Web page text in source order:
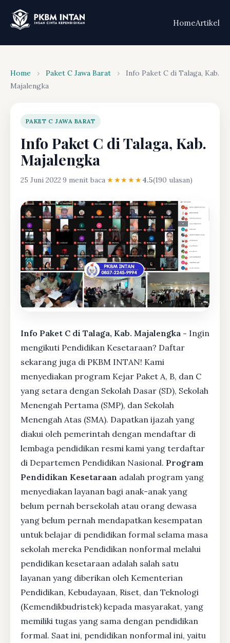
HomeArtikel
Home › Paket C Jawa Barat ›
Info Paket C di Talaga, Kab.
Majalengka
PAKET C JAWA BARAT
Info Paket C di Talaga, Kab.
Majalengka
25 Juni 2022·9 menit baca·★★★★★4.5(190 ulasan)
Info Paket C di Talaga, Kab. Majalengka - Ingin
mengikuti Pendidikan Kesetaraan? Daftar
sekarang juga di PKBM INTAN! Kami
menyediakan program Kejar Paket A, B, dan C
yang setara dengan Sekolah Dasar (SD), Sekolah
Menengah Pertama (SMP), dan Sekolah
Menengah Atas (SMA). Dapatkan ijazah yang
diakui oleh pemerintah dengan mendaftar di
lembaga pendidikan resmi kami yang terdaftar
di Departemen Pendidikan Nasional. Program
Pendidikan Kesetaraan adalah program yang
menyediakan layanan bagi anak-anak yang
belum pernah bersekolah atau orang dewasa
yang belum pernah mendapatkan kesempatan
untuk belajar di pendidikan formal selama masa
sekolah mereka Pendidikan nonformal melalui
pendidikan kesetaraan adalah salah satu
layanan yang diberikan oleh Kementerian
Pendidikan, Kebudayaan, Riset, dan Teknologi
(Kemendikbudristek) kepada masyarakat, yang
memiliki tugas yang sama dengan pendidikan
formal. Saat ini, pendidikan nonformal ini, yaitu